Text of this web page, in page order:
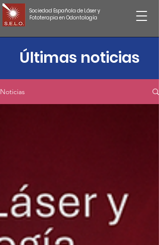
Sociedad Española de Láser y
Fototerapia en Odontología
Últimas noticias
Noticias